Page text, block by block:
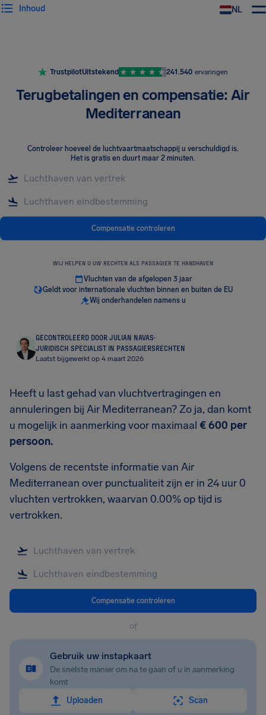
NL
Inhoud
TrustpilotUitstekend 241.540 ervaringen
Terugbetalingen en compensatie: Air
Mediterranean
Controleer hoeveel de luchtvaartmaatschappij u verschuldigd is.
Het is gratis en duurt maar 2 minuten.
Compensatie controleren
WIJ HELPEN U UW RECHTEN ALS PASSAGIER TE HANDHAVEN
Vluchten van de afgelopen 3 jaar
Geldt voor internationale vluchten binnen en buiten de EU
Wij onderhandelen namens u
GECONTROLEERD DOOR JULIAN NAVAS·
JURIDISCH SPECIALIST IN PASSAGIERSRECHTEN
Laatst bijgewerkt op 4 maart 2026
Heeft u last gehad van vluchtvertragingen en
annuleringen bij Air Mediterranean? Zo ja, dan komt
u mogelijk in aanmerking voor maximaal € 600 per
persoon.
Volgens de recentste informatie van Air
Mediterranean over punctualiteit zijn er in 24 uur 0
vluchten vertrokken, waarvan 0.00% op tijd is
vertrokken.
Compensatie controleren
of
Gebruik uw instapkaart
De snelste manier om na te gaan of u in aanmerking
komt
Uploaden
Scan